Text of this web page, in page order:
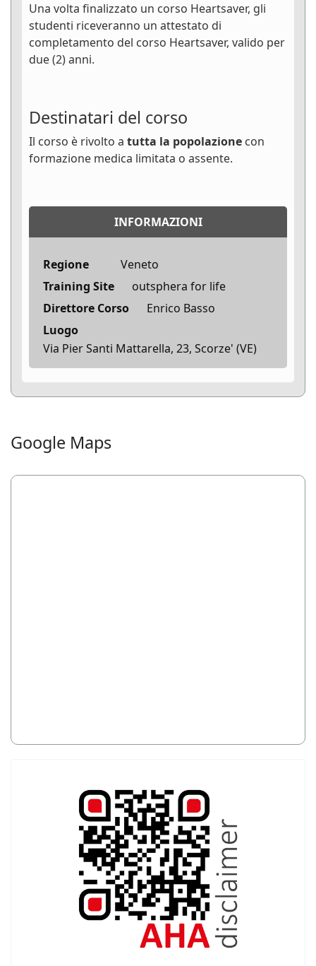
Una volta finalizzato un corso Heartsaver, gli
studenti riceveranno un attestato di
completamento del corso Heartsaver, valido per
due (2) anni.
Destinatari del corso
Il corso è rivolto a tutta la popolazione con
formazione medica limitata o assente.
INFORMAZIONI
Regione
Veneto
Training Site
outsphera for life
Direttore Corso
Enrico Basso
Luogo
Via Pier Santi Mattarella, 23, Scorze' (VE)
Google Maps